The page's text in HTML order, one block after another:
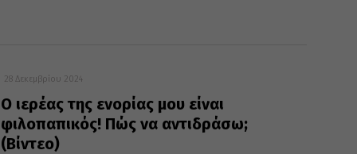
28 Δεκεμβρίου 2024
Ο ιερέας της ενορίας μου είναι
φιλοπαπικός! Πώς να αντιδράσω;
(Βίντεο)